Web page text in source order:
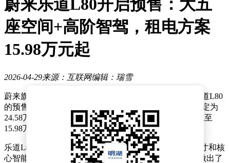
蔚来乐道L80开启预售：大五
座空间+高阶智驾，租电方案
15.98万元起
2026-04-29来源：互联网编辑：瑞雪
蔚来旗下乐道品牌近日正式揭晓了其第三款车型——乐道L80
的预售价格。这款大五座中大型SUV的整车购买预售价定为
24.58万元起，若选择BaaS电池租用方案，则起售价可低至
15.98万元。
乐道L80与乐道L90同属蔚来NT3.0平台，两者在车身尺寸和核
心智能硬件上几乎无异。不过，乐道L80在座椅布局上做出了